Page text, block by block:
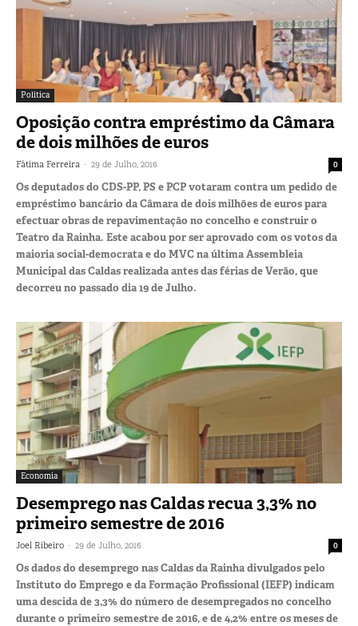
Política
Oposição contra empréstimo da Câmara
de dois milhões de euros
Fátima Ferreira - 29 de Julho, 2016 0
Os deputados do CDS-PP, PS e PCP votaram contra um pedido de
empréstimo bancário da Câmara de dois milhões de euros para
efectuar obras de repavimentação no concelho e construir o
Teatro da Rainha. Este acabou por ser aprovado com os votos da
maioria social-democrata e do MVC na última Assembleia
Municipal das Caldas realizada antes das férias de Verão, que
decorreu no passado dia 19 de Julho.
Economia
Desemprego nas Caldas recua 3,3% no
primeiro semestre de 2016
Joel Ribeiro - 29 de Julho, 2016 0
Os dados do desemprego nas Caldas da Rainha divulgados pelo
Instituto do Emprego e da Formação Profissional (IEFP) indicam
uma descida de 3,3% do número de desempregados no concelho
durante o primeiro semestre de 2016, e de 4,2% entre os meses de